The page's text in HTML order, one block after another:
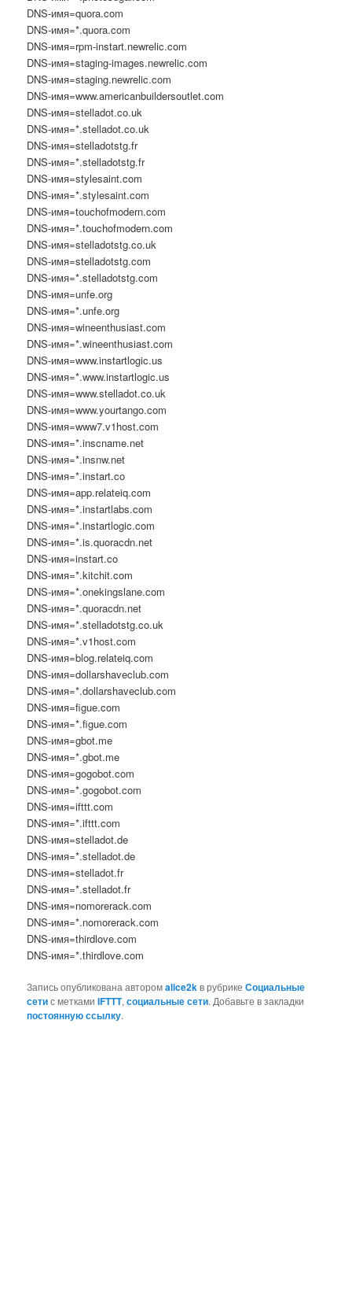
DNS-имя=quora.com
DNS-имя=*.quora.com
DNS-имя=rpm-instart.newrelic.com
DNS-имя=staging-images.newrelic.com
DNS-имя=staging.newrelic.com
DNS-имя=www.americanbuildersoutlet.com
DNS-имя=stelladot.co.uk
DNS-имя=*.stelladot.co.uk
DNS-имя=stelladotstg.fr
DNS-имя=*.stelladotstg.fr
DNS-имя=stylesaint.com
DNS-имя=*.stylesaint.com
DNS-имя=touchofmodern.com
DNS-имя=*.touchofmodern.com
DNS-имя=stelladotstg.co.uk
DNS-имя=stelladotstg.com
DNS-имя=*.stelladotstg.com
DNS-имя=unfe.org
DNS-имя=*.unfe.org
DNS-имя=wineenthusiast.com
DNS-имя=*.wineenthusiast.com
DNS-имя=www.instartlogic.us
DNS-имя=*.www.instartlogic.us
DNS-имя=www.stelladot.co.uk
DNS-имя=www.yourtango.com
DNS-имя=www7.v1host.com
DNS-имя=*.inscname.net
DNS-имя=*.insnw.net
DNS-имя=*.instart.co
DNS-имя=app.relateiq.com
DNS-имя=*.instartlabs.com
DNS-имя=*.instartlogic.com
DNS-имя=*.is.quoracdn.net
DNS-имя=instart.co
DNS-имя=*.kitchit.com
DNS-имя=*.onekingslane.com
DNS-имя=*.quoracdn.net
DNS-имя=*.stelladotstg.co.uk
DNS-имя=*.v1host.com
DNS-имя=blog.relateiq.com
DNS-имя=dollarshaveclub.com
DNS-имя=*.dollarshaveclub.com
DNS-имя=figue.com
DNS-имя=*.figue.com
DNS-имя=gbot.me
DNS-имя=*.gbot.me
DNS-имя=gogobot.com
DNS-имя=*.gogobot.com
DNS-имя=ifttt.com
DNS-имя=*.ifttt.com
DNS-имя=stelladot.de
DNS-имя=*.stelladot.de
DNS-имя=stelladot.fr
DNS-имя=*.stelladot.fr
DNS-имя=nomorerack.com
DNS-имя=*.nomorerack.com
DNS-имя=thirdlove.com
DNS-имя=*.thirdlove.com
Запись опубликована авторомalice2kв рубрикеСоциальные
сетис меткамиIFTTT,социальные сети. Добавьте в закладки
постоянную ссылку.